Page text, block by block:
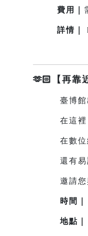
費用｜
詳情
🫶🏻【再靠
臺博館出
在這裡，您
在數位繪
還有易讀
邀請您與我
時間｜
地點